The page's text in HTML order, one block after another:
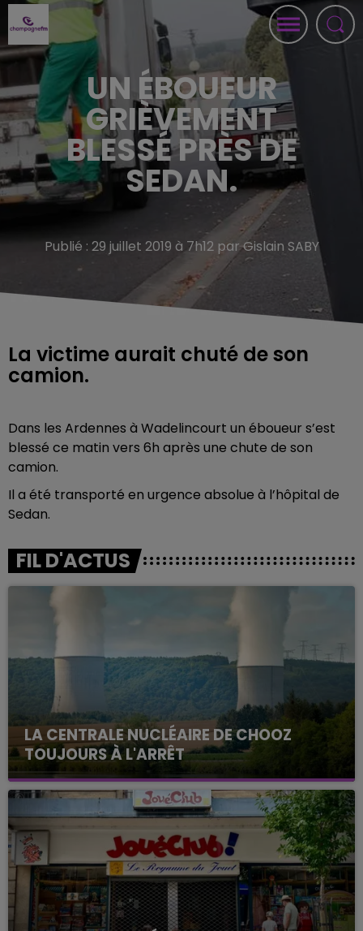
UN ÉBOUEUR
GRIÈVEMENT
BLESSÉ PRÈS DE
SEDAN.
Publié : 29 juillet 2019 à 7h12 par Gislain SABY
La victime aurait chuté de son
camion.
Dans les Ardennes à Wadelincourt un éboueur s’est
blessé ce matin vers 6h après une chute de son
camion.
Il a été transporté en urgence absolue à l’hôpital de
Sedan.
FIL D'ACTUS
LA CENTRALE NUCLÉAIRE DE CHOOZ
TOUJOURS À L'ARRÊT
Cela fait déjà une semaine que la centrale
nucléaire ardennaise est à l'arrêt. Une situation
justifiée par la sécheresse intense qui est toujours
présente.